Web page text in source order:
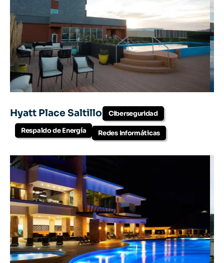
Hyatt Place Saltillo
Ciberseguridad
Respaldo de Energía
Redes Informáticas